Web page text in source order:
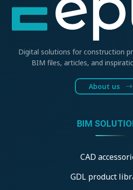
Digital solutions for construction
BIM files, articles, and
About us
BIM
CAD
GDL product